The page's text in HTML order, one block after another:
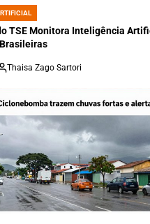
TSE Monitora Inteligência
Thaisa Zago Sartori